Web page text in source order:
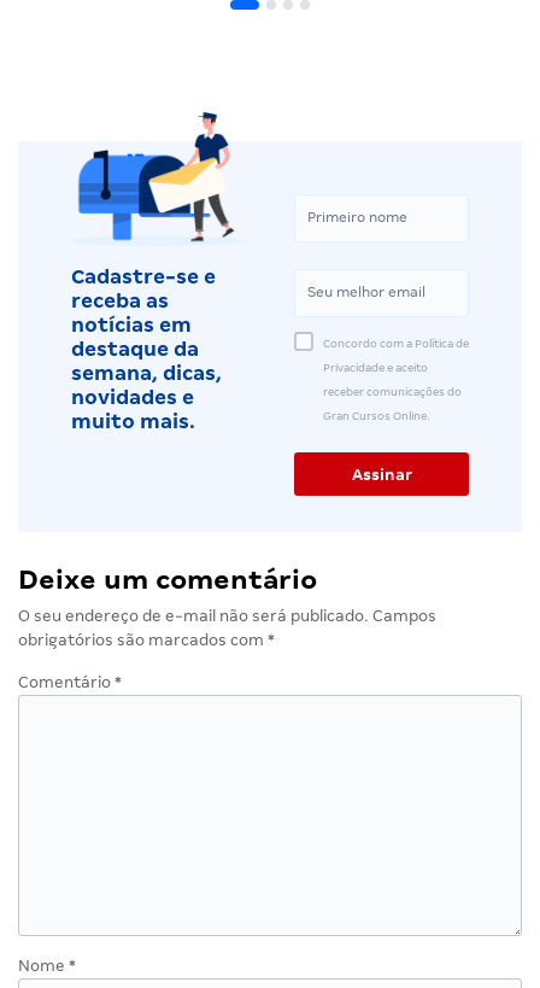
Cadastre-se e
receba as
notícias em
destaque da
semana, dicas,
novidades e
muito mais.
Concordo com a Política de
Privacidade e aceito
receber comunicações do
Gran Cursos Online.
Deixe um comentário
O seu endereço de e-mail não será publicado. Campos
obrigatórios são marcados com *
Comentário *
Nome *